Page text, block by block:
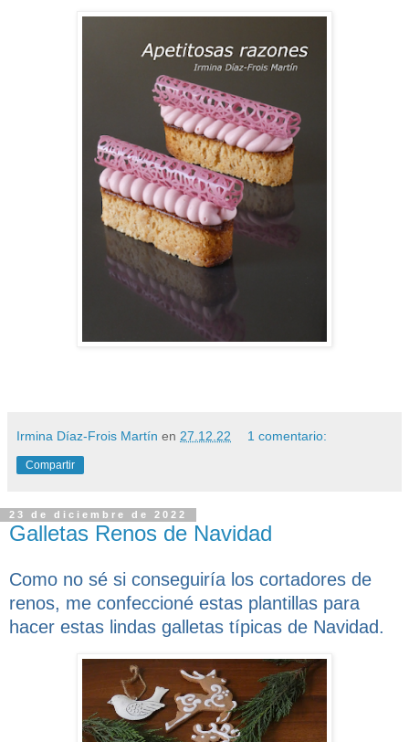
Irmina Díaz-Frois Martín en 27.12.22 1 comentario:
Compartir
23 de diciembre de 2022
Galletas Renos de Navidad
Como no sé si conseguiría los cortadores de
renos, me confeccioné estas plantillas para
hacer estas lindas galletas típicas de Navidad.